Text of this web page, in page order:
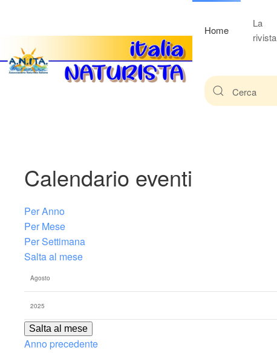
Home
La
rivista
Calendario eventi
Per Anno
Per Mese
Per Settimana
Salta al mese
Salta al mese
Anno precedente